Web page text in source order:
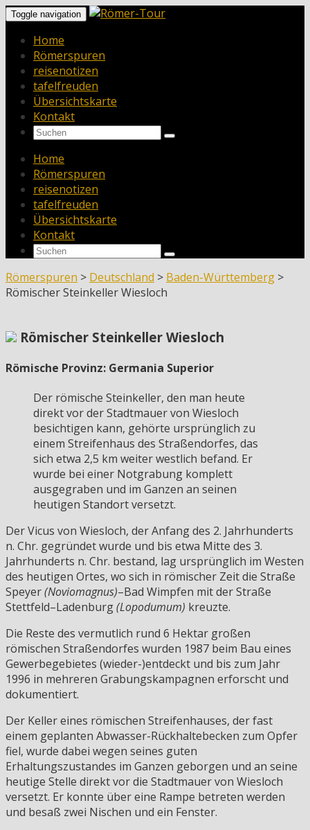
Toggle navigation
Home
Römerspuren
reisenotizen
tafelfreuden
Übersichtskarte
Kontakt
Home
Römerspuren
reisenotizen
tafelfreuden
Übersichtskarte
Kontakt
Römerspuren > Deutschland > Baden-Württemberg >
Römischer Steinkeller Wiesloch
Römischer Steinkeller Wiesloch
Römische Provinz: Germania Superior
Der römische Steinkeller, den man heute
direkt vor der Stadtmauer von Wiesloch
besichtigen kann, gehörte ursprünglich zu
einem Streifenhaus des Straßendorfes, das
sich etwa 2,5 km weiter westlich befand. Er
wurde bei einer Notgrabung komplett
ausgegraben und im Ganzen an seinen
heutigen Standort versetzt.
Der Vicus von Wiesloch, der Anfang des 2. Jahrhunderts
n. Chr. gegründet wurde und bis etwa Mitte des 3.
Jahrhunderts n. Chr. bestand, lag ursprünglich im Westen
des heutigen Ortes, wo sich in römischer Zeit die Straße
Speyer(Noviomagnus)–Bad Wimpfen mit der Straße
Stettfeld–Ladenburg(Lopodumum) kreuzte.
Die Reste des vermutlich rund 6 Hektar großen
römischen Straßendorfes wurden 1987 beim Bau eines
Gewerbegebietes (wieder-)entdeckt und bis zum Jahr
1996 in mehreren Grabungskampagnen erforscht und
dokumentiert.
Der Keller eines römischen Streifenhauses, der fast
einem geplanten Abwasser-Rückhaltebecken zum Opfer
fiel, wurde dabei wegen seines guten
Erhaltungszustandes im Ganzen geborgen und an seine
heutige Stelle direkt vor die Stadtmauer von Wiesloch
versetzt. Er konnte über eine Rampe betreten werden
und besaß zwei Nischen und ein Fenster.